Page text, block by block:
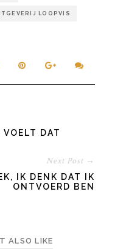
LOOPVIS
VOELT DAT
Next Post →
IK DENK DAT IK
ONTVOERD BEN
ALSO LIKE